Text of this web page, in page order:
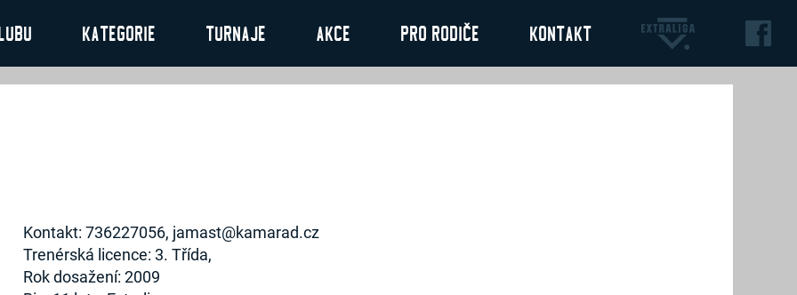
Kategorie Turnaje Akce Pro rodiče Kontakt
Kontakt: 736227056, jamast@kamarad.cz
Trenérská licence: 3. Třída,
Rok dosažení: 2009